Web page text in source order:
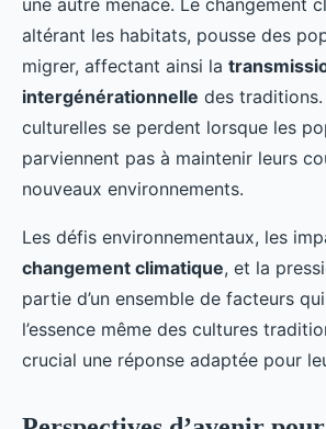
altérant les habitats, pousse des
migrer, affectant ainsi la
intergénérationnelle des
culturelles se perdent lorsque les
parviennent pas à maintenir leurs
nouveaux environnements.
Les défis environnementaux, les
changement climatique, et la
partie d’un ensemble de facteurs
l’essence même des cultures
crucial une réponse adaptée pour